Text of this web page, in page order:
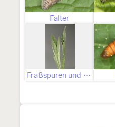
Falter
Fraßspuren und Befallsbild